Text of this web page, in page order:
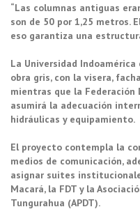
“Las columnas antiguas
son de 50 por 1,25 metros.
eso garantiza una
La Universidad
obra gris, con la visera,
mientras que la Federación
asumirá la adecuación
hidráulicas y equipamiento.
El proyecto contempla la
medios de comunicación,
asignar suites
Macará, la FDT y la
Tungurahua (APDT).